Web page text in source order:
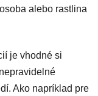
alebo rastlina
je vhodné si
Ako napríklad pre